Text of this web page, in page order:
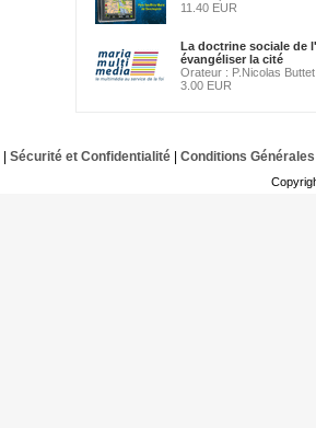
11.40 EUR
La doctrine sociale de
évangéliser la cité
Orateur : P.Nicolas Buttet
3.00 EUR
Sécurité et Confidentialité| Conditions Générales